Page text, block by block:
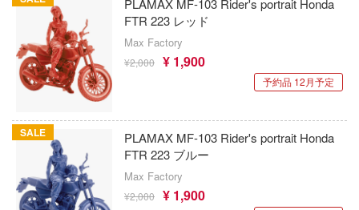
PLAMAX MF-103 Rider's portrait Honda
FTR 223 レッド
Max Factory
¥2,000 ¥ 1,900
予約品 12月予定
SALE
PLAMAX MF-103 Rider's portrait Honda
FTR 223 ブルー
Max Factory
¥2,000 ¥ 1,900
一騎当千
犬夜叉
宇宙の騎士テッカマンブレード
VALKYRIE TUNE
IATOYS(アイエートイズ)
アーモリー(バウマン・ビーバーコーポレ
ン)
株式会社 アーテック
アイコニックスタジオ
アズール・フロム(ビーバーコーポレーシ
ロード
料
こんなに可愛いわけがない
キング
ビーバーコーポレーション)
ミー
ック
ーパーツ